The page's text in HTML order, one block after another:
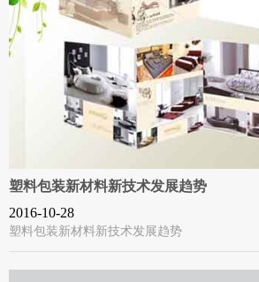
塑料包装新材料新技术发展趋势
2016-10-28
塑料包装新材料新技术发展趋势